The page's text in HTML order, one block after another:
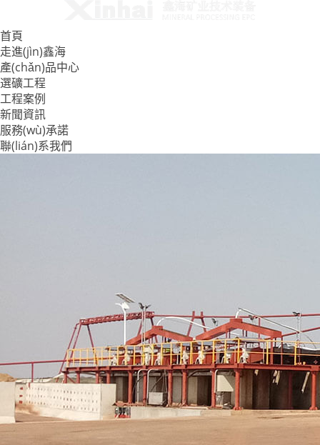
首頁
走進(jìn)鑫海
產(chǎn)品中心
選礦工程
工程案例
新聞資訊
服務(wù)承諾
聯(lián)系我們